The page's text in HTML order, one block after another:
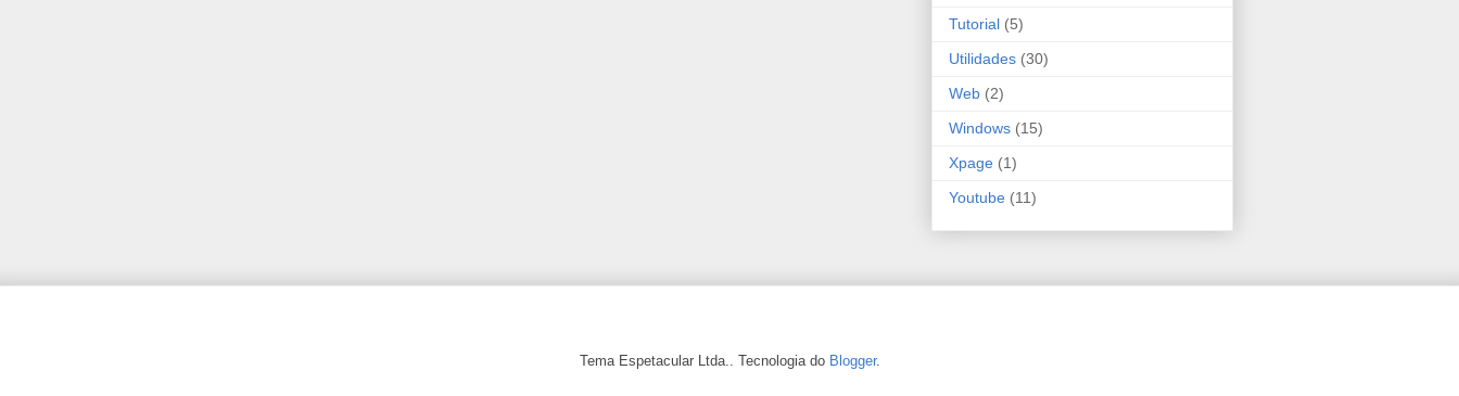
Tutorial (5)
Utilidades (30)
Web (2)
Windows (15)
Xpage (1)
Youtube (11)
Tema Espetacular Ltda.. Tecnologia do Blogger.